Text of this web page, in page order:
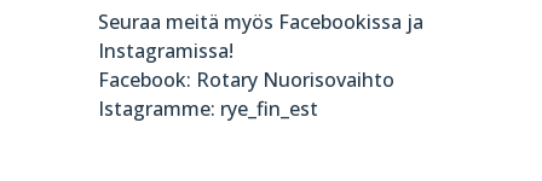
Seuraa meitä myös Facebookissa ja
Instagramissa!
Facebook: Rotary Nuorisovaihto
Istagramme: rye_fin_est